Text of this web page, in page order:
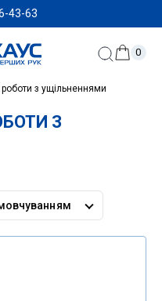
43-63
0
з ущільненнями
З